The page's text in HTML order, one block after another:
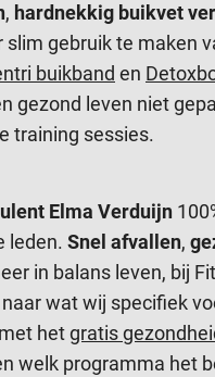
, hardnekkig buikvet
slim gebruik te maken
buikband en
gezond leven niet
training sessies.
Elma Verduijn
leden. Snel afvallen,
in balans leven, bij
wat wij specifiek
hetgratis
welk programma het